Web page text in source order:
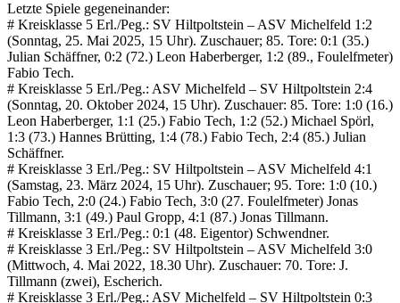
Letzte Spiele gegeneinander:
# Kreisklasse 5 Erl./Peg.: SV Hiltpoltstein – ASV Michelfeld 1:2
(Sonntag, 25. Mai 2025, 15 Uhr). Zuschauer; 85. Tore: 0:1 (35.)
Julian Schäffner, 0:2 (72.) Leon Haberberger, 1:2 (89., Foulelfmeter)
Fabio Tech.
# Kreisklasse 5 Erl./Peg.: ASV Michelfeld – SV Hiltpoltstein 2:4
(Sonntag, 20. Oktober 2024, 15 Uhr). Zuschauer: 85. Tore: 1:0 (16.)
Leon Haberberger, 1:1 (25.) Fabio Tech, 1:2 (52.) Michael Spörl,
1:3 (73.) Hannes Brütting, 1:4 (78.) Fabio Tech, 2:4 (85.) Julian
Schäffner.
# Kreisklasse 3 Erl./Peg.: SV Hiltpoltstein – ASV Michelfeld 4:1
(Samstag, 23. März 2024, 15 Uhr). Zuschauer; 95. Tore: 1:0 (10.)
Fabio Tech, 2:0 (24.) Fabio Tech, 3:0 (27. Foulelfmeter) Jonas
Tillmann, 3:1 (49.) Paul Gropp, 4:1 (87.) Jonas Tillmann.
# Kreisklasse 3 Erl./Peg.: 0:1 (48. Eigentor) Schwendner.
# Kreisklasse 3 Erl./Peg.: SV Hiltpoltstein – ASV Michelfeld 3:0
(Mittwoch, 4. Mai 2022, 18.30 Uhr). Zuschauer: 70. Tore: J.
Tillmann (zwei), Escherich.
# Kreisklasse 3 Erl./Peg.: ASV Michelfeld – SV Hiltpoltstein 0:3